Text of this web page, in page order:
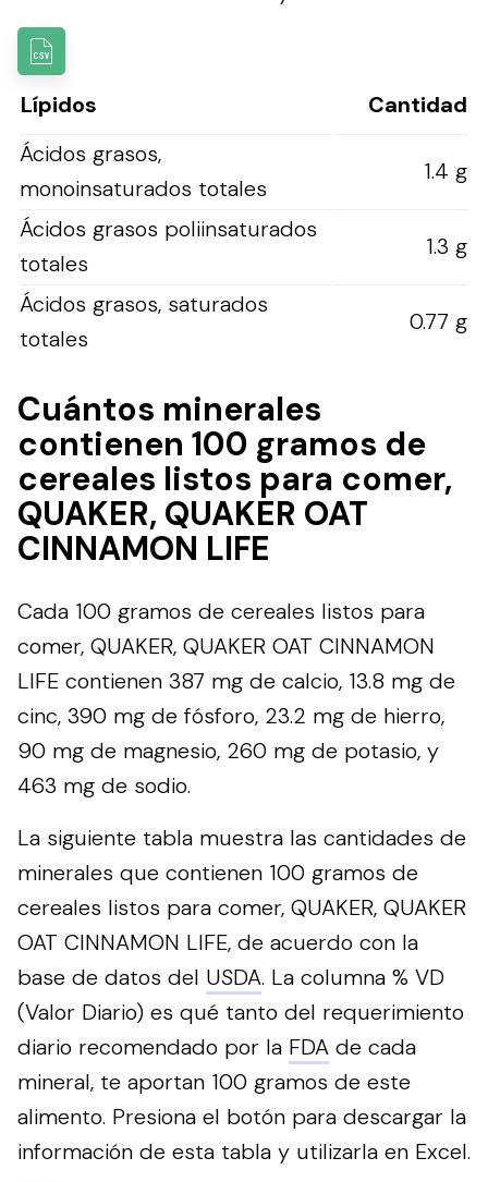
Lípidos
Cantidad
Ácidos grasos,
monoinsaturados totales
1.4 g
Ácidos grasos poliinsaturados
totales
1.3 g
Ácidos grasos, saturados
totales
0.77 g
Cuántos minerales
contienen 100 gramos de
cereales listos para comer,
QUAKER, QUAKER OAT
CINNAMON LIFE
Cada 100 gramos de cereales listos para
comer, QUAKER, QUAKER OAT CINNAMON
LIFE contienen 387 mg de calcio, 13.8 mg de
cinc, 390 mg de fósforo, 23.2 mg de hierro,
90 mg de magnesio, 260 mg de potasio, y
463 mg de sodio.
La siguiente tabla muestra las cantidades de
minerales que contienen 100 gramos de
cereales listos para comer, QUAKER, QUAKER
OAT CINNAMON LIFE, de acuerdo con la
base de datos del USDA. La columna % VD
(Valor Diario) es qué tanto del requerimiento
diario recomendado por la FDA de cada
mineral, te aportan 100 gramos de este
alimento. Presiona el botón para descargar la
información de esta tabla y utilizarla en Excel.